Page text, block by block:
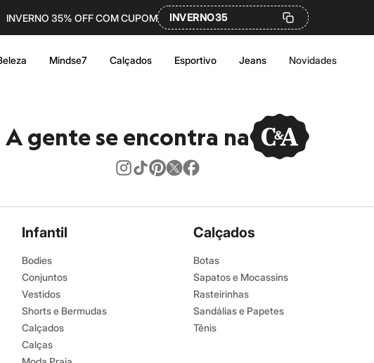
INVERNO 35% OFF COM CUPOM INVERNO35
Mindse7 Calçados Esportivo Jeans Novidades
A gente se encontra na
Infantil
Bodies
Conjuntos
Vestidos
Shorts e Bermudas
Calçados
Calças
Calçados
Botas
Sapatos e Mocassins
Rasteirinhas
Sandálias e Papetes
Tênis